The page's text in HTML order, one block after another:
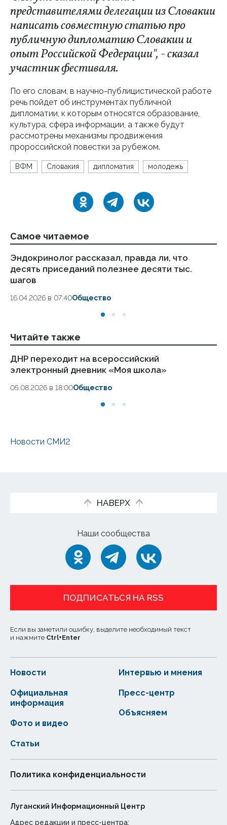
представителями делегации из Словакии
написать совместную статью про
публичную дипломатию Словакии и
опыт Российской Федерации", - сказал
участник фестиваля.
По его словам, в научно-публицистической работе
речь пойдет об инструментах публичной
дипломатии, к которым относятся образование,
культура, сфера информации, а также будут
рассмотрены механизмы продвижения
пророссийской повестки за рубежом.
ВФМ Словакия дипломатия молодежь
Самое читаемое
Эндокринолог рассказал, правда ли, что
десять приседаний полезнее десяти тыс.
шагов
16.04.2026 в 07:40Общество
Читайте также
ДНР переходит на всероссийский
электронный дневник «Моя школа»
05.08.2026 в 18:00Общество
Новости СМИ2
НАВЕРХ
Наши сообщества
ПОДПИСАТЬСЯ НА RSS
Если вы заметили ошибку, выделите необходимый текст
и нажмите Ctrl+Enter
Новости
Статьи
Официальная
информация
Интервью и мнения
Фото и видео
Пресс-центр
Объясняем
Политика конфиденциальности
Луганский Информационный Центр
Адрес редакции и пресс-центра: